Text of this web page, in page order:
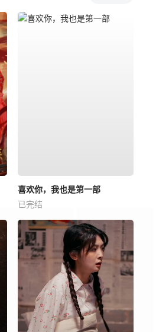
喜欢你，我也是第一部
已完结